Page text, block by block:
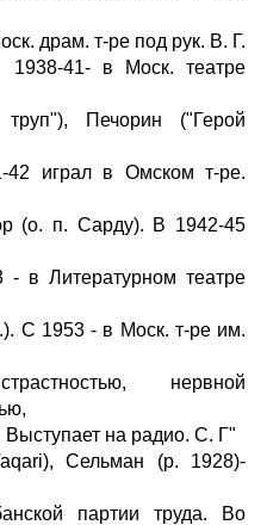
драм. т-ре под рук. В. Г.
41- в Моск. театре
Печорин ("Герой
играл в Омском т-ре.
(о. п. Сарду). В 1942-45
в Литературном театре
С 1953 - в Моск. т-ре им.
нервной
на радио. С. Г"
Сельман (р. 1928)-
партии труда. Во